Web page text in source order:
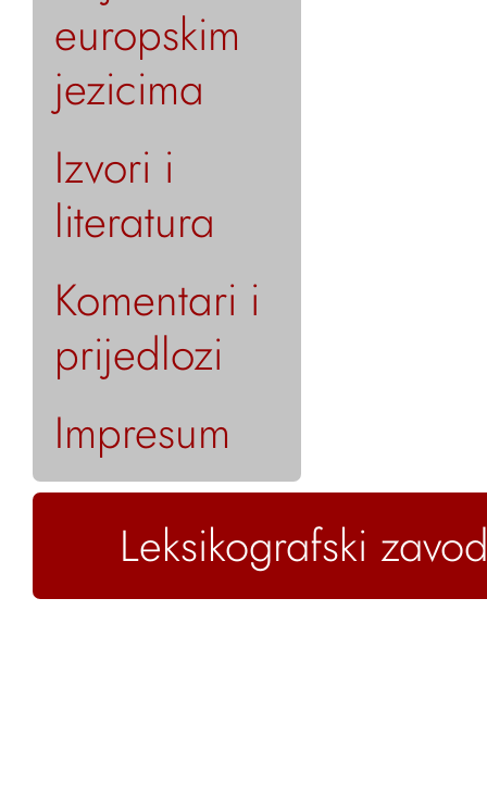
europskim
jezicima
Izvori i
literatura
Komentari i
prijedlozi
Impresum
Leksikografski